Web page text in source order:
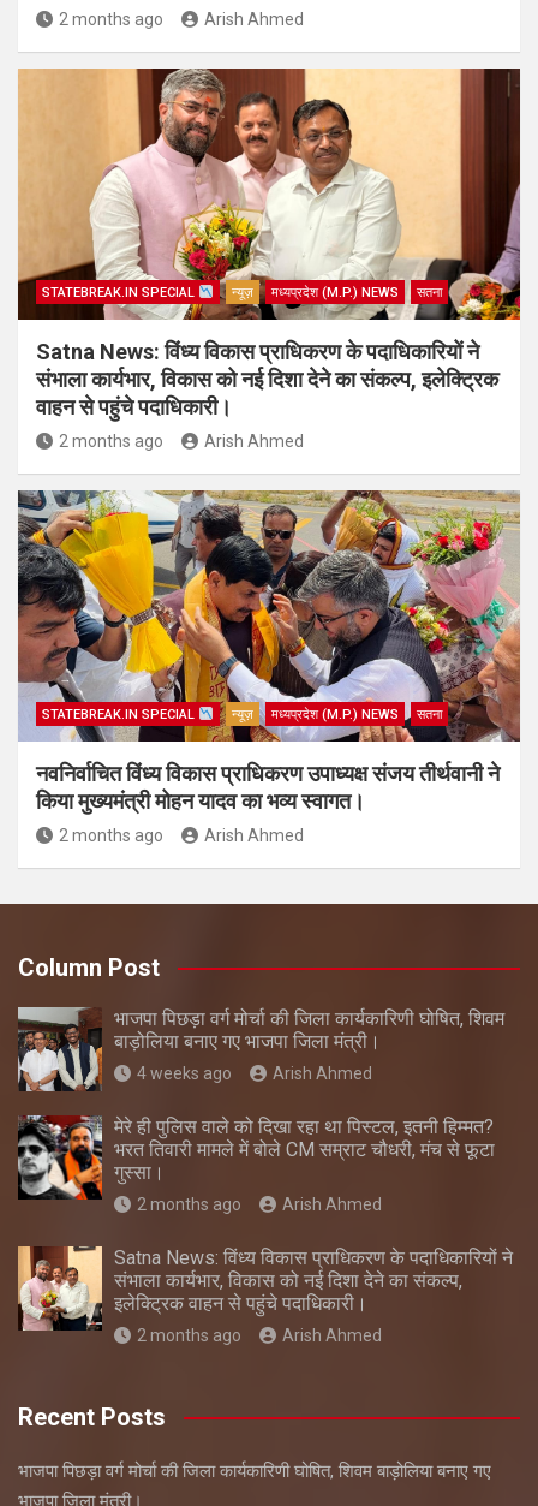
2 months ago Arish Ahmed
STATEBREAK.IN SPECIAL न्यूज़ मध्यप्रदेश (M.P.) NEWS सतना
Satna News: विंध्य विकास प्राधिकरण के पदाधिकारियों ने
संभाला कार्यभार, विकास को नई दिशा देने का संकल्प, इलेक्ट्रिक
वाहन से पहुंचे पदाधिकारी।
2 months ago Arish Ahmed
STATEBREAK.IN SPECIAL न्यूज़ मध्यप्रदेश (M.P.) NEWS सतना
नवनिर्वाचित विंध्य विकास प्राधिकरण उपाध्यक्ष संजय तीर्थवानी ने
किया मुख्यमंत्री मोहन यादव का भव्य स्वागत।
2 months ago Arish Ahmed
Column Post
भाजपा पिछड़ा वर्ग मोर्चा की जिला कार्यकारिणी घोषित, शिवम
बाड़ोलिया बनाए गए भाजपा जिला मंत्री।
4 weeks ago Arish Ahmed
मेरे ही पुलिस वाले को दिखा रहा था पिस्टल, इतनी हिम्मत?
भरत तिवारी मामले में बोले CM सम्राट चौधरी, मंच से फूटा
गुस्सा।
2 months ago Arish Ahmed
Satna News: विंध्य विकास प्राधिकरण के पदाधिकारियों ने
संभाला कार्यभार, विकास को नई दिशा देने का संकल्प,
इलेक्ट्रिक वाहन से पहुंचे पदाधिकारी।
2 months ago Arish Ahmed
Recent Posts
भाजपा पिछड़ा वर्ग मोर्चा की जिला कार्यकारिणी घोषित, शिवम बाड़ोलिया बनाए गए
भाजपा जिला मंत्री।